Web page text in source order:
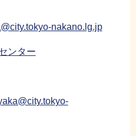
nakano.lg.jp
ンター